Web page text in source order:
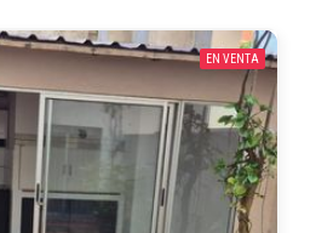
EN VENTA